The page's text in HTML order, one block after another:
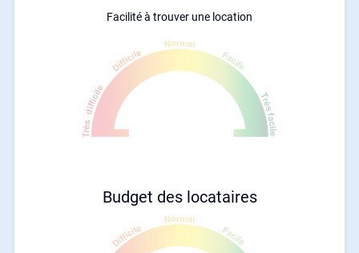
Facilité à trouver une location
Budget des locataires